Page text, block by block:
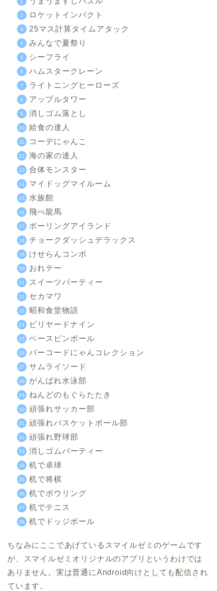
ロケットインパクト
25マス計算タイムアタック
みんなで夏祭り
シーフライ
ハムスタークレーン
ライトニングヒーローズ
アップルタワー
消しゴム落とし
給食の達人
コーデにゃんこ
海の家の達人
合体モンスター
マイドッグマイルーム
水族館
飛べ龍馬
ボーリングアイランド
チョークダッシュデラックス
けせらんコンボ
おれテー
スイーツパーティー
セカマワ
昭和食堂物語
ビリヤードナイン
ベースピンボール
バーコードにゃんコレクション
サムライソード
がんばれ水泳部
ねんどのもぐらたたき
頑張れサッカー部
頑張れバスケットボール部
頑張れ野球部
消しゴムパーティー
机で卓球
机で将棋
机でボウリング
机でテニス
机でドッジボール
ちなみにここであげているスマイルゼミのゲームです
が、スマイルゼミオリジナルのアプリというわけでは
ありません。実は普通にAndroid向けとしても配信され
ています。